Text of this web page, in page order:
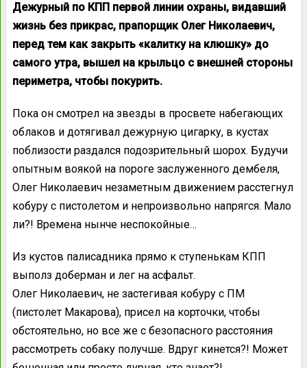
Дежурный по КПП первой линии охраны, видавший
жизнь без прикрас, прапорщик Олег Николаевич,
перед тем как закрыть «калитку на клюшку» до
самого утра, вышел на крыльцо с внешней стороны
периметра, чтобы покурить.
Пока он смотрел на звезды в просвете набегающих
облаков и дотягивал дежурную цигарку, в кустах
поблизости раздался подозрительный шорох. Будучи
опытным воякой на пороге заслуженного дембеля,
Олег Николаевич незаметным движением расстегнул
кобуру с пистолетом и непроизвольно напрягся. Мало
ли?! Времена нынче неспокойные…
Из кустов палисадника прямо к ступенькам КПП
выполз доберман и лег на асфальт.
Олег Николаевич, не застегивая кобуру с ПМ
(пистолет Макарова), присел на корточки, чтобы
обстоятельно, но все же с безопасного расстояния
рассмотреть собаку получше. Вдруг кинется?! Может